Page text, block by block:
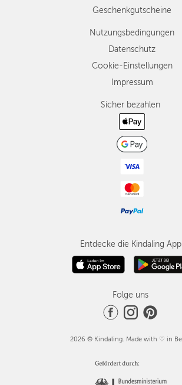
Geschenkgutscheine
Nutzungsbedingungen
Datenschutz
Cookie-Einstellungen
Impressum
Sicher bezahlen
Entdecke die Kindaling App
Folge uns
2026 © Kindaling. Made with ♡ in